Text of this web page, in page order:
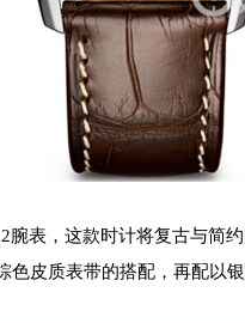
腕表，这款时计将复古与简
色皮质表带的搭配，再配以